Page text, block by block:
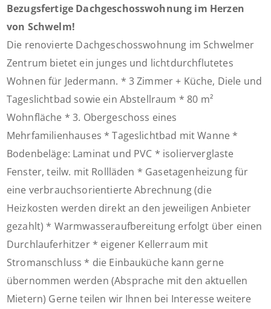
Bezugsfertige Dachgeschosswohnung im Herzen
von Schwelm!
Die renovierte Dachgeschosswohnung im Schwelmer
Zentrum bietet ein junges und lichtdurchflutetes
Wohnen für Jedermann. * 3 Zimmer + Küche, Diele und
Tageslichtbad sowie ein Abstellraum * 80 m²
Wohnfläche * 3. Obergeschoss eines
Mehrfamilienhauses * Tageslichtbad mit Wanne *
Bodenbeläge: Laminat und PVC * isolierverglaste
Fenster, teilw. mit Rollläden * Gasetagenheizung für
eine verbrauchsorientierte Abrechnung (die
Heizkosten werden direkt an den jeweiligen Anbieter
gezahlt) * Warmwasseraufbereitung erfolgt über einen
Durchlauferhitzer * eigener Kellerraum mit
Stromanschluss * die Einbauküche kann gerne
übernommen werden (Absprache mit den aktuellen
Mietern) Gerne teilen wir Ihnen bei Interesse weitere